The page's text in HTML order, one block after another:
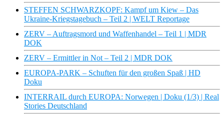
STEFFEN SCHWARZKOPF: Kampf um Kiew – Das
Ukraine-Kriegstagebuch – Teil 2 | WELT Reportage
ZERV – Auftragsmord und Waffenhandel – Teil 1 | MDR
DOK
ZERV – Ermittler in Not – Teil 2 | MDR DOK
EUROPA-PARK – Schuften für den großen Spaß | HD
Doku
INTERRAIL durch EUROPA: Norwegen | Doku (1/3) | Real
Stories Deutschland